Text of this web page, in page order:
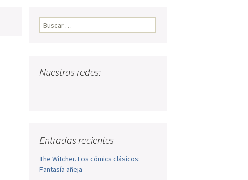
Buscar:
Nuestras redes:
Entradas recientes
The Witcher. Los cómics clásicos:
Fantasía añeja